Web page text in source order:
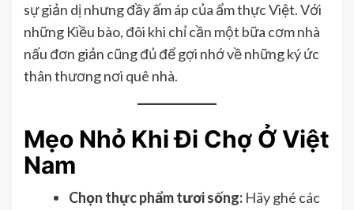
sự giản dị nhưng đầy ấm áp của ẩm thực Việt. Với
những Kiều bào, đôi khi chỉ cần một bữa cơm nhà
nấu đơn giản cũng đủ để gợi nhớ về những ký ức
thân thương nơi quê nhà.
Mẹo Nhỏ Khi Đi Chợ Ở Việt
Nam
Chọn thực phẩm tươi sống: Hãy ghé các